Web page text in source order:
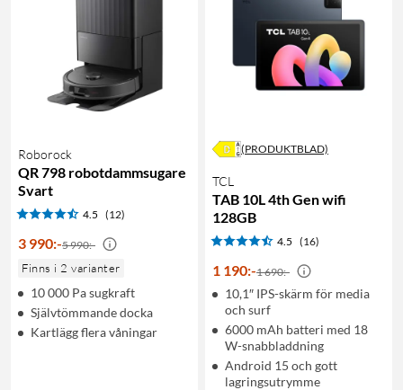
Roborock
QR 798 robotdammsugare
Svart
4.5 (12)
3 990:-5 990:-
Finns i 2 varianter
10 000 Pa sugkraft
Självtömmande docka
Kartlägg flera våningar
(PRODUKTBLAD)
TCL
TAB 10L 4th Gen wifi
128GB
4.5 (16)
1 190:-1 690:-
10,1″ IPS-skärm för media
och surf
6000 mAh batteri med 18
W-snabbladdning
Android 15 och gott
lagringsutrymme